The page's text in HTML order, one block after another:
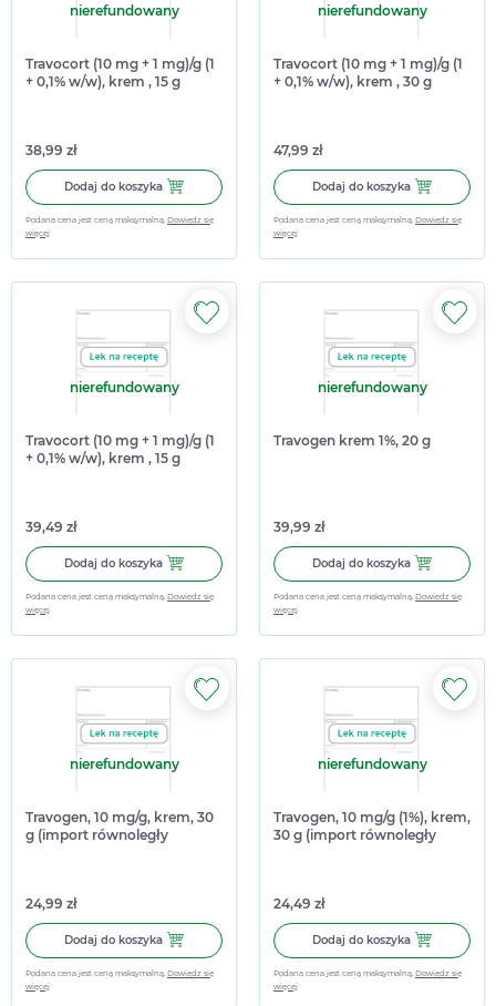
nierefundowany
Travocort (10 mg + 1 mg)/g (1
+ 0,1% w/w), krem , 15 g
38,99 zł
Dodaj do koszyka Dodaj do koszyka Travocort (10 mg + 1 mg)/g (1 + 0,1%
Podana cena jest ceną maksymalną. Dowiedz się
więcej
nierefundowany
Travocort (10 mg + 1 mg)/g (1
+ 0,1% w/w), krem , 30 g
47,99 zł
Dodaj do koszyka Dodaj do
Podana cena jest ceną maksymalną. Dowiedz się
więcej
nierefundowany
Travocort (10 mg + 1 mg)/g (1
+ 0,1% w/w), krem , 15 g
39,49 zł
Dodaj do koszyka Dodaj do koszyka Travocort (10 mg + 1 mg)/g (1 + 0,1%
Podana cena jest ceną maksymalną. Dowiedz się
więcej
nierefundowany
Travogen krem 1%, 20 g
39,99 zł
Dodaj do koszyka Dodaj do
Podana cena jest ceną maksymalną. Dowiedz się
więcej
nierefundowany
Travogen, 10 mg/g, krem, 30
g (import równoległy
24,99 zł
Dodaj do koszyka Dodaj do koszyka Travogen, 10 mg/g, krem, 30 g (import
Podana cena jest ceną maksymalną. Dowiedz się
więcej
nierefundowany
Travogen, 10 mg/g (1%), krem,
30 g (import równoległy
24,49 zł
Dodaj do koszyka Dodaj do
Podana cena jest ceną maksymalną. Dowiedz się
więcej